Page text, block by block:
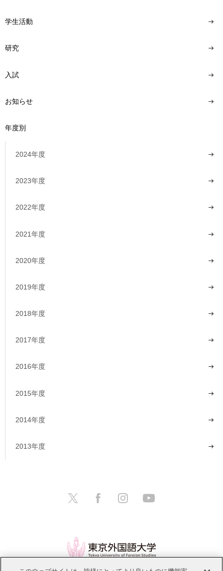
学生活動
研究
入試
お知らせ
年度別
2024年度
2023年度
2022年度
2021年度
2020年度
2019年度
2018年度
2017年度
2016年度
2015年度
2014年度
2013年度